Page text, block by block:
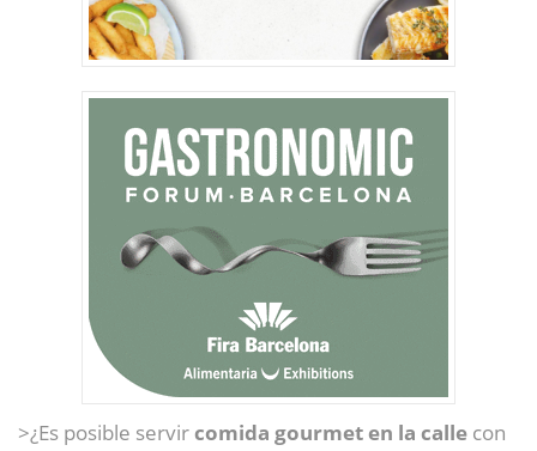
>¿Es posible servircomida gourmet en la calle con